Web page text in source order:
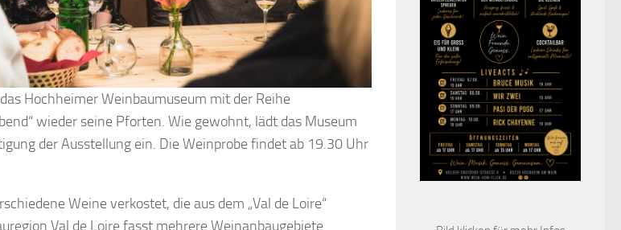
Hochheimer Weinbaumuseum mit der Reihe
wieder seine Pforten. Wie gewohnt, lädt das Museum
der Ausstellung ein. Die Weinprobe findet ab 19.30 Uhr
Weine verkostet, die aus dem „Val de Loire“
Val de Loire fasst mehrere Weinanbaugebiete